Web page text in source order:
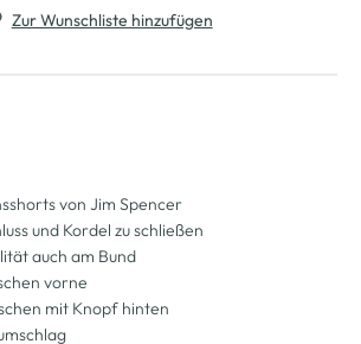
Zur Wunschliste hinzufügen
von Jim Spencer
und Kordel zu schließen
auch am Bund
vorne
mit Knopf hinten